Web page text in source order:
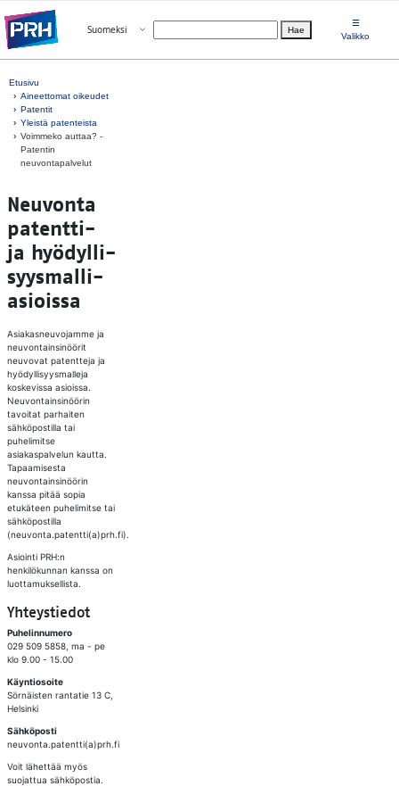
Valitse kieli
Suomeksi Avaa valikko Hae
☰
Valikko
Etusivu
Aineettomat oikeudet
Patentit
Yleistä patenteista
Voimmeko auttaa? -
Patentin
neuvontapalvelut
Neu­von­ta
pa­tent­ti-
ja hyö­dyl­li­
syys­mal­li­
asiois­sa
Asiakasneuvojamme ja
neuvontainsinöörit
neuvovat patentteja ja
hyödyllisyysmalleja
koskevissa asioissa.
Neuvontainsinöörin
tavoitat parhaiten
sähköpostilla tai
puhelimitse
asiakaspalvelun kautta.
Tapaamisesta
neuvontainsinöörin
kanssa pitää sopia
etukäteen puhelimitse tai
sähköpostilla
(neuvonta.patentti(a)prh.fi).
Asiointi PRH:n
henkilökunnan kanssa on
luottamuksellista.
Yhteystiedot
Puhelinnumero
029 509 5858, ma - pe
klo 9.00 - 15.00
Käyntiosoite
Sörnäisten rantatie 13 C,
Helsinki
Sähköposti
neuvonta.patentti(a)prh.fi
Voit lähettää myös
suojattua sähköpostia.